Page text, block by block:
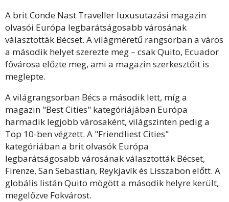
A brit Conde Nast Traveller luxusutazási magazin
olvasói Európa legbarátságosabb városának
választották Bécset. A világméretű rangsorban a város
a második helyet szerezte meg – csak Quito, Ecuador
fővárosa előzte meg, ami a magazin szerkesztőit is
meglepte.
A világrangsorban Bécs a második lett, míg a
magazin "Best Cities" kategóriájában Európa
harmadik legjobb városaként, világszinten pedig a
Top 10-ben végzett. A "Friendliest Cities"
kategóriában a brit olvasók Európa
legbarátságosabb városának választották Bécset,
Firenze, San Sebastian, Reykjavík és Lisszabon előtt. A
globális listán Quito mögött a második helyre került,
megelőzve Fokvárost.